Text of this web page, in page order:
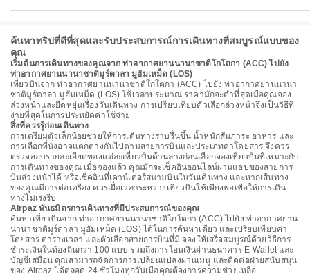
ค้นหาทริปที่ดีที่สุดและรับประสบการณ์การเดินทางที่สมบูรณ์แบบของ
คุณ
เริ่มต้นการเดินทางของคุณจาก ท่าอากาศยานนานาชาติโกโตกา (ACC) ไปยัง
ท่าอากาศยานนานาชาติมูร์ตาลา มูฮัมเหม็ด (LOS)
เที่ยวบินจาก ท่าอากาศยานนานาชาติโกโตกา (ACC) ไปยัง ท่าอากาศยานนานา
ชาติมูร์ตาลา มูฮัมเหม็ด (LOS) ใช้เวลาประมาณ ราคามักจะต่ำที่สุดเมื่อคุณจอง
ล่วงหน้าและยืดหยุ่นเรื่องวันเดินทาง การเปรียบเทียบตัวเลือกล่วงหน้าจึงเป็นวิธีที่
ง่ายที่สุดในการประหยัดค่าใช้จ่าย
สิ่งที่ควรรู้ก่อนเดินทาง
การเตรียมตัวเล็กน้อยช่วยให้การเดินทางราบรื่นขึ้น น้ำหนักสัมภาระ อาหาร และ
การเลือกที่นั่งอาจแตกต่างกันไปตามสายการบินและประเภทค่าโดยสาร จึงควร
ตรวจสอบรายละเอียดของแต่ละเที่ยวบินด้านล่างก่อนเลือกจองเที่ยวบินที่เหมาะกับ
การเดินทางของคุณ เมื่อจองแล้ว คุณมักจะเช็คอินออนไลน์ผ่านแอปของสายการ
บินล่วงหน้าได้ หรือเช็คอินที่เคาน์เตอร์สนามบินในวันเดินทาง และหากเส้นทาง
ของคุณมีการต่อเครื่อง ควรเผื่อเวลาระหว่างเที่ยวบินให้เพียงพอเพื่อให้การเดิน
ทางไม่เร่งรีบ
Airpaz พันธมิตรการเดินทางที่มีประสบการณ์ของคุณ
ค้นหาเที่ยวบินจาก ท่าอากาศยานนานาชาติโกโตกา (ACC) ไปยัง ท่าอากาศยาน
นานาชาติมูร์ตาลา มูฮัมเหม็ด (LOS) ได้ในการค้นหาเดียว และเปรียบเทียบค่า
โดยสาร ตารางเวลา และตัวเลือกสายการบินที่มี จองให้เสร็จสมบูรณ์ด้วยวิธีการ
ชำระเงินในท้องถิ่นกว่า 100 แบบ รวมถึงการโอนเงินผ่านธนาคาร E-Wallet และ
บัญชีเสมือน คุณสามารถจัดการการเปลี่ยนแปลงผ่านเมนู และติดต่อฝ่ายสนับสนุน
ของ Airpaz ได้ตลอด 24 ชั่วโมงทุกวันเมื่อคุณต้องการความช่วยเหลือ